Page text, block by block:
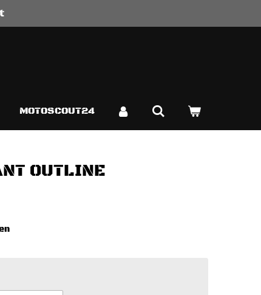
MOTOSCOUT24
OUTLINE